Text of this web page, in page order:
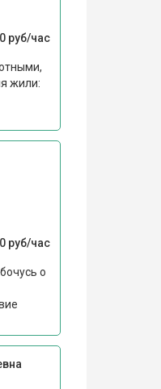
руб/час
жили:
руб/час
о